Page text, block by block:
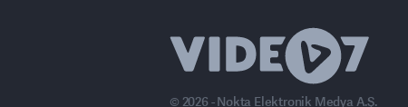
© 2026 - Nokta Elektronik Medya A.Ş.